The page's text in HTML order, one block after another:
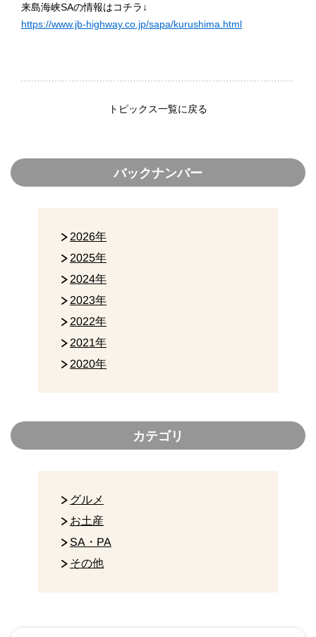
来島海峡SAの情報はコチラ↓
https://www.jb-highway.co.jp/sapa/kurushima.html
トピックス一覧に戻る
バックナンバー
2026年
2025年
2024年
2023年
2022年
2021年
2020年
カテゴリ
グルメ
お土産
SA・PA
その他